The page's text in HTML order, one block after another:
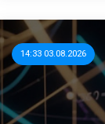
14:33 03.08.2026